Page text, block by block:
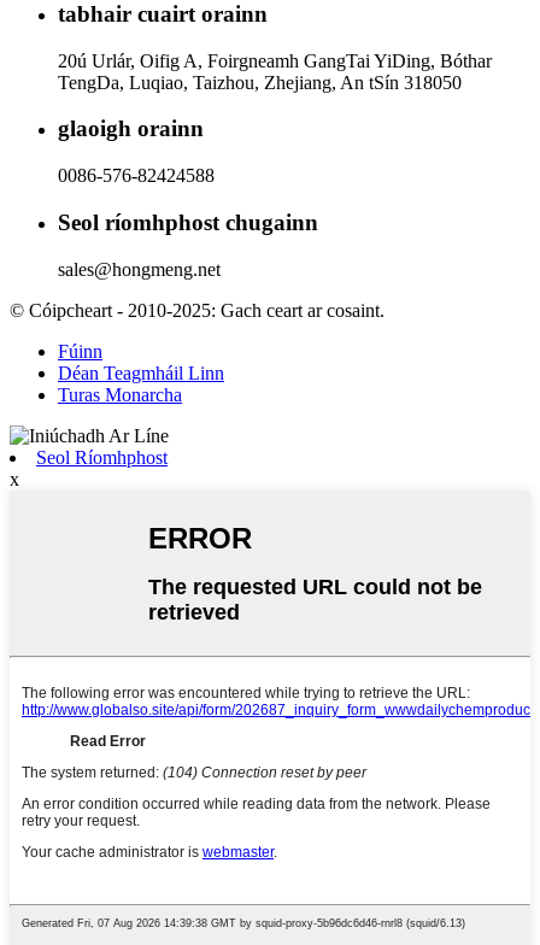
tabhair cuairt orainn
20ú Urlár, Oifig A, Foirgneamh GangTai YiDing, Bóthar
TengDa, Luqiao, Taizhou, Zhejiang, An tSín 318050
glaoigh orainn
0086-576-82424588
Seol ríomhphost chugainn
sales@hongmeng.net
© Cóipcheart - 2010-2025: Gach ceart ar cosaint.
Fúinn
Déan Teagmháil Linn
Turas Monarcha
Seol Ríomhphost
x